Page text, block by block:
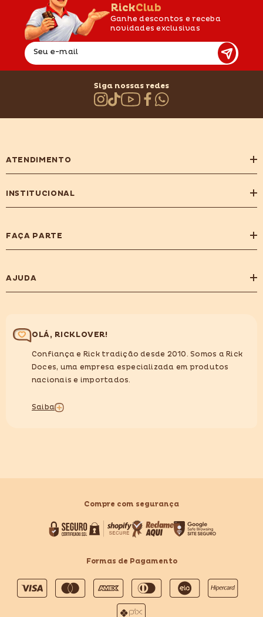
RickClub
Ganhe descontos e receba
novidades exclusivas
Seu e-mail
Siga nossas redes
ATENDIMENTO
INSTITUCIONAL
FAÇA PARTE
AJUDA
OLÁ, RICKLOVER!
Confiança e Rick tradição desde 2010. Somos a Rick
Doces, uma empresa especializada em produtos
nacionais e importados.
Saiba
Compre com segurança
Formas de Pagamento
Formas
pagamento